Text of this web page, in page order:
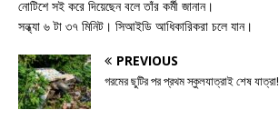
নোটিশে সই করে দিয়েছেন বলে তাঁর কর্মী জানান।
সন্ধ্যা ৬ টা ৩৭ মিনিট। সিআইডি আধিকারিকরা চলে যান।
PREVIOUS
গরমের ছুটির পর প্রথম স্কুলযাত্রাই শেষ যাত্রা!